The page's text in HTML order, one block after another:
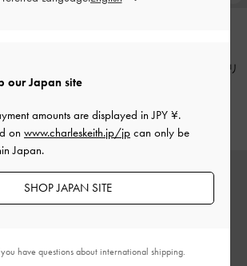
ティレッ
ックス
メタリックバー ポインテッド スリ
ングバッグパンプス
¥ 9,900
our Japan site
amounts are displayed inJPY ¥.
on www.charleskeith.jp/jp can only be
Japan.
SHOP JAPAN SITE
have questions about international shipping.